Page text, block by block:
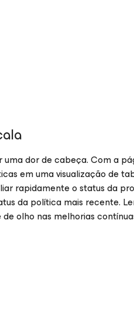
dor de cabeça. Com a
em uma visualização de
rapidamente o status da
da política mais recente.
olho nas melhorias